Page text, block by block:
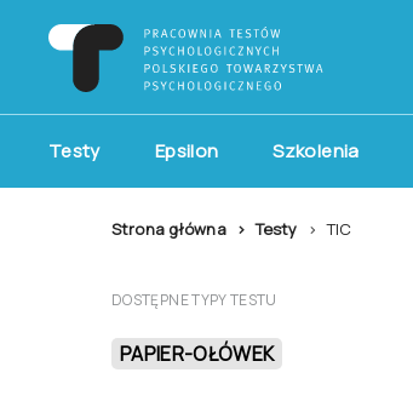
Testy Epsilon Szkolenia
Strona główna Testy TIC
DOSTĘPNE TYPY TESTU
PAPIER-OŁÓWEK